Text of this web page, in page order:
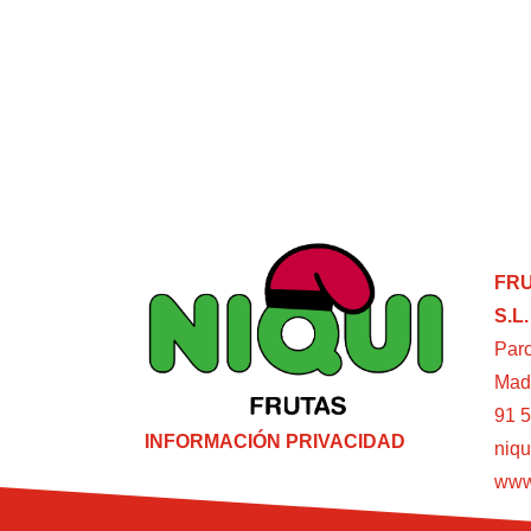
INFORMACIÓN PRIVACIDAD
S.L.
91